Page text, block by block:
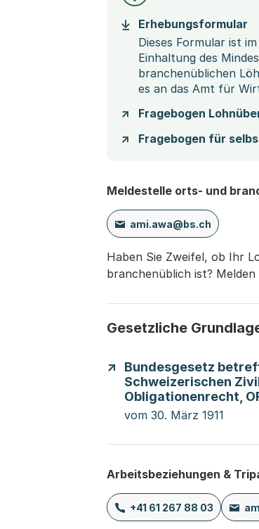
Erhebungsformular
Dieses Formular ist
Einhaltung des
branchenüblichen
es an das Amt für
Fragebogen
Fragebogen für
Meldestelle orts- und
ami.awa@bs.ch
Haben Sie Zweifel, ob Ihr
branchenüblich ist? Melden
Gesetzliche
Bundesgesetz
Schweizerischen
Obligationenrecht,
vom 30. März 1911
Arbeitsbeziehungen &
+41 61 267 88 03